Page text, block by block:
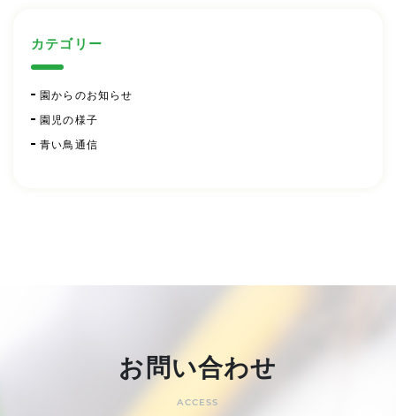
カテゴリー
園からのお知らせ
園児の様子
青い鳥通信
お問い合わせ
ACCESS